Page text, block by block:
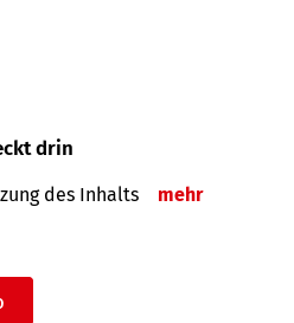
drin
des Inhalts mehr